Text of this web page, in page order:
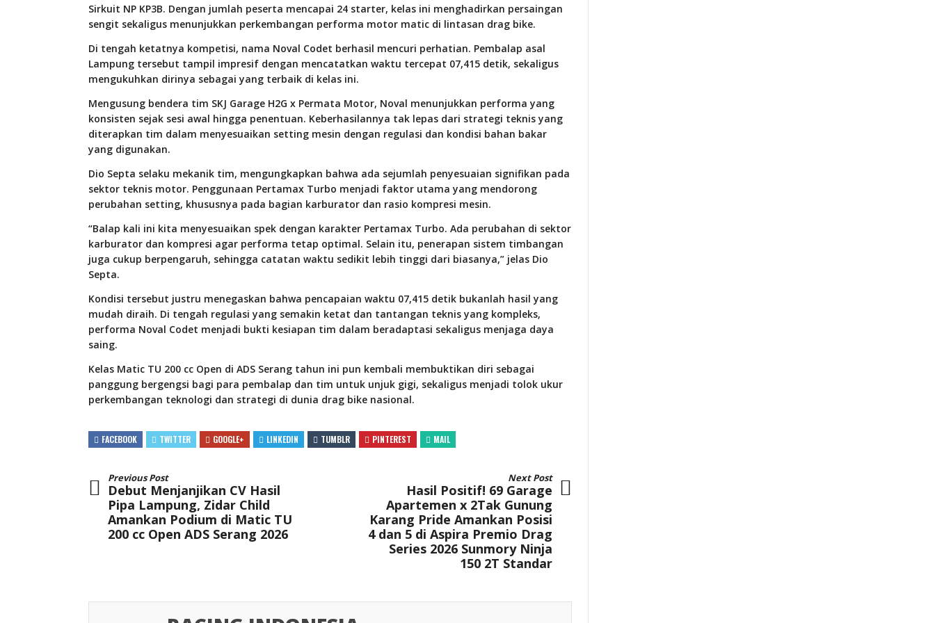
Sirkuit NP KP3B. Dengan jumlah peserta mencapai 24 starter, kelas ini menghadirkan persaingan
sengit sekaligus menunjukkan perkembangan performa motor matic di lintasan drag bike.
Di tengah ketatnya kompetisi, nama Noval Codet berhasil mencuri perhatian. Pembalap asal
Lampung tersebut tampil impresif dengan mencatatkan waktu tercepat 07,415 detik, sekaligus
mengukuhkan dirinya sebagai yang terbaik di kelas ini.
Mengusung bendera tim SKJ Garage H2G x Permata Motor, Noval menunjukkan performa yang
konsisten sejak sesi awal hingga penentuan. Keberhasilannya tak lepas dari strategi teknis yang
diterapkan tim dalam menyesuaikan setting mesin dengan regulasi dan kondisi bahan bakar
yang digunakan.
Dio Septa selaku mekanik tim, mengungkapkan bahwa ada sejumlah penyesuaian signifikan pada
sektor teknis motor. Penggunaan Pertamax Turbo menjadi faktor utama yang mendorong
perubahan setting, khususnya pada bagian karburator dan rasio kompresi mesin.
“Balap kali ini kita menyesuaikan spek dengan karakter Pertamax Turbo. Ada perubahan di sektor
karburator dan kompresi agar performa tetap optimal. Selain itu, penerapan sistem timbangan
juga cukup berpengaruh, sehingga catatan waktu sedikit lebih tinggi dari biasanya,” jelas Dio
Septa.
Kondisi tersebut justru menegaskan bahwa pencapaian waktu 07,415 detik bukanlah hasil yang
mudah diraih. Di tengah regulasi yang semakin ketat dan tantangan teknis yang kompleks,
performa Noval Codet menjadi bukti kesiapan tim dalam beradaptasi sekaligus menjaga daya
saing.
Kelas Matic TU 200 cc Open di ADS Serang tahun ini pun kembali membuktikan diri sebagai
panggung bergengsi bagi para pembalap dan tim untuk unjuk gigi, sekaligus menjadi tolok ukur
perkembangan teknologi dan strategi di dunia drag bike nasional.
FACEBOOK TWITTER GOOGLE+ LINKEDIN TUMBLR PINTEREST MAIL
Previous Post
Debut Menjanjikan CV Hasil
Pipa Lampung, Zidar Child
Amankan Podium di Matic TU
200 cc Open ADS Serang 2026
Next Post
Hasil Positif! 69 Garage
Apartemen x 2Tak Gunung
Karang Pride Amankan Posisi
4 dan 5 di Aspira Premio Drag
Series 2026 Sunmory Ninja
150 2T Standar